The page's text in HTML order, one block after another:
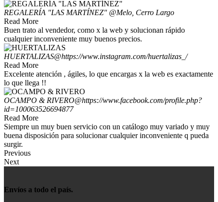
REGALERÍA "LAS MARTÍNEZ" @Melo, Cerro Largo
Read More
Buen trato al vendedor, como x la web y solucionan rápido
cualquier inconveniente muy buenos precios.
HUERTALIZAS@https://www.instagram.com/huertalizas_/
Read More
Excelente atención , ágiles, lo que encargas x la web es exactamente
lo que llega !!
OCAMPO & RIVERO@https://www.facebook.com/profile.php?
id=100063526694877
Read More
Siempre un muy buen servicio con un catálogo muy variado y muy
buena disposición para solucionar cualquier inconveniente q pueda
surgir.
Previous
Next
Envíos a todo el país.